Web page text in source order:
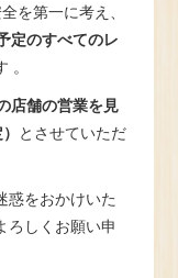
を第一に考え、
定のすべてのレ
。
店舗の営業を見
とさせていただ
惑をおかけいた
ろしくお願い申